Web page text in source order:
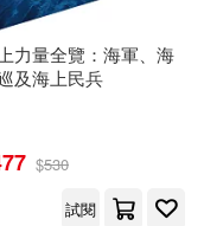
力量全覽：海軍、海
及海上民兵
$530
試閱